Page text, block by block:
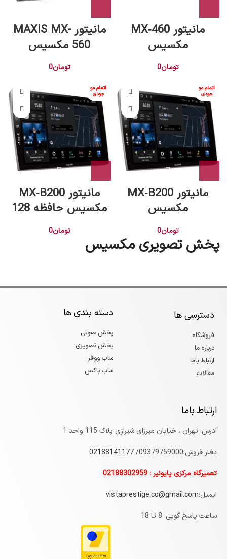
مانیتور MX‑460
مکسیس
تومان0
مانیتور MAXIS MX-
560 مکسیس
تومان0
اتمام مو
جودی
مانیتور MX‑B200
مکسیس
تومان0
اتمام مو
جودی
مانیتور MX‑B200
مکسیس حافظه 128
تومان0
پخش تصویری مکسیس
دسترسی ها
فروشگاه
درباره ما
ارتباط باما
مقالات
دسته بندی ها
پخش صوتی
پخش تصویری
ساب ووفر
ساب باکس
ارتباط باما
آدرس: تهران ، خیابان میرزای شیرازی پلاک 115 واحد 1
دفتر فروش:09379759000/
02188141177
تعمیرگاه مرکزی پایونیر : 02188302959
ایمیل:vistaprestige.co@gmail.com
ساعت پاسخ گویی: 8 تا 18